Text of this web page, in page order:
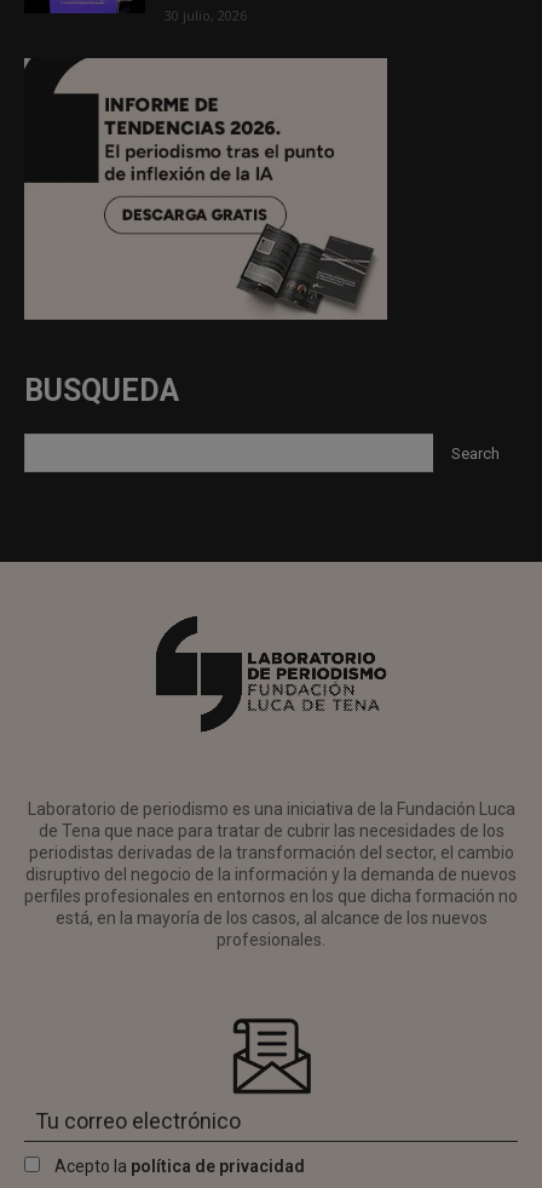
30 julio, 2026
BUSQUEDA
Laboratorio de periodismo es una iniciativa de la Fundación Luca
de Tena que nace para tratar de cubrir las necesidades de los
periodistas derivadas de la transformación del sector, el cambio
disruptivo del negocio de la información y la demanda de nuevos
perfiles profesionales en entornos en los que dicha formación no
está, en la mayoría de los casos, al alcance de los nuevos
profesionales.
Acepto la política de privacidad